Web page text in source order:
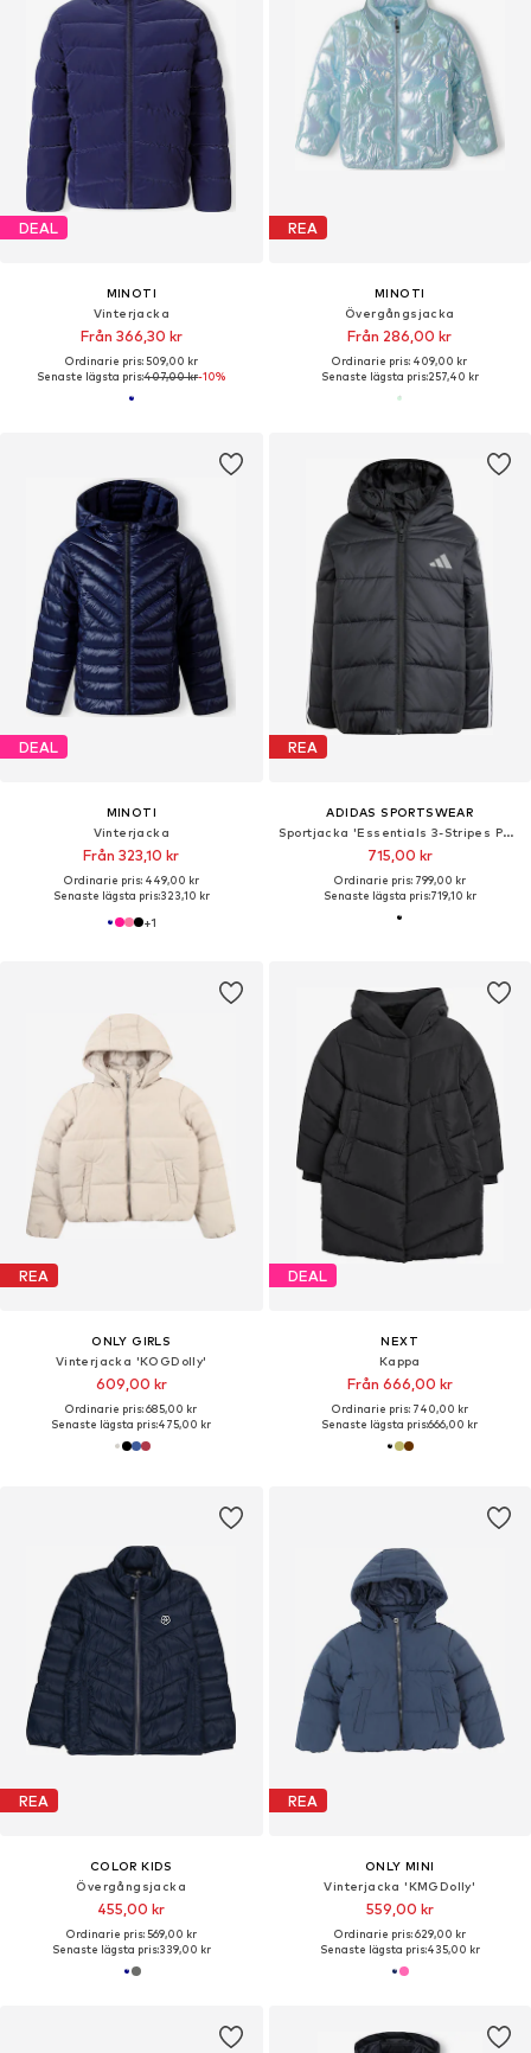
DEAL
MINOTI
Vinterjacka
Från 366,30 kr
Ordinarie pris: 509,00 kr
Senaste lägsta pris:407,00 kr-10%
REA
MINOTI
Övergångsjacka
Från 286,00 kr
Ordinarie pris: 409,00 kr
Senaste lägsta pris:257,40 kr
DEAL
MINOTI
Vinterjacka
Från 323,10 kr
Ordinarie pris: 449,00 kr
Senaste lägsta pris:323,10 kr
+1
REA
ADIDAS SPORTSWEAR
Sportjacka 'Essentials 3-Stripes Padded Jacket'
715,00 kr
Ordinarie pris: 799,00 kr
Senaste lägsta pris:719,10 kr
REA
ONLY GIRLS
Vinterjacka 'KOGDolly'
609,00 kr
Ordinarie pris: 685,00 kr
Senaste lägsta pris:475,00 kr
DEAL
NEXT
Kappa
Från 666,00 kr
Ordinarie pris: 740,00 kr
Senaste lägsta pris:666,00 kr
REA
COLOR KIDS
Övergångsjacka
455,00 kr
Ordinarie pris: 569,00 kr
Senaste lägsta pris:339,00 kr
REA
ONLY MINI
Vinterjacka 'KMGDolly'
559,00 kr
Ordinarie pris: 629,00 kr
Senaste lägsta pris:435,00 kr